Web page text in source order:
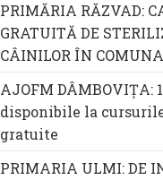
PRIMĂRIA RĂZVAD:
GRATUITĂ DE
CÂINILOR ÎN
AJOFM DÂMBOVIȚA:
disponibile la
gratuite
PRIMARIA ULMI: DE